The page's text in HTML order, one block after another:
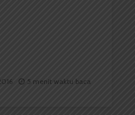
5 menit waktu baca